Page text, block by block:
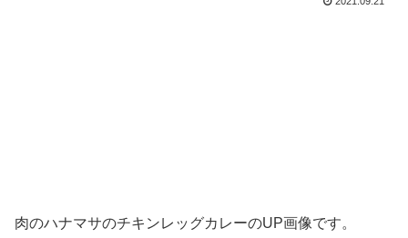
肉のハナマサのチキンレッグカレーのUP画像です。